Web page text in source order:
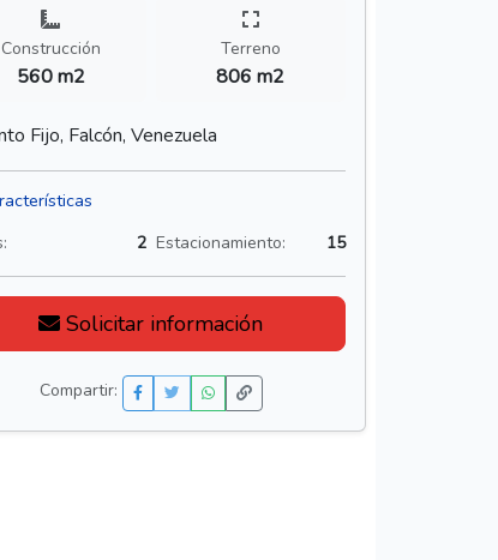
Construcción
560 m2
Terreno
806 m2
Fijo, Falcón, Venezuela
2 Estacionamiento: 15
Solicitar información
Compartir: